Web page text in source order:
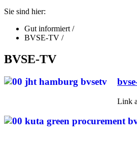
Sie sind hier:
Gut informiert /
BVSE-TV /
BVSE-TV
Link